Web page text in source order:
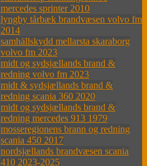
mercedes sprinter 2010
lyngby tårbæk brandvæsen volvo fm
2014
samhällskydd mellarsta skaraborg
volvo fm 2023
midt og sydsjællands brand &
redning volvo fm 2023
midt & sydsjællands brand &
redning scania 360 2020
midt og sydsjællands brand &
redning mercedes 913 1979
mosseregionens brann og redning
scania 450 2017
nordsjællands brandvæsen scania
410 2023-2025